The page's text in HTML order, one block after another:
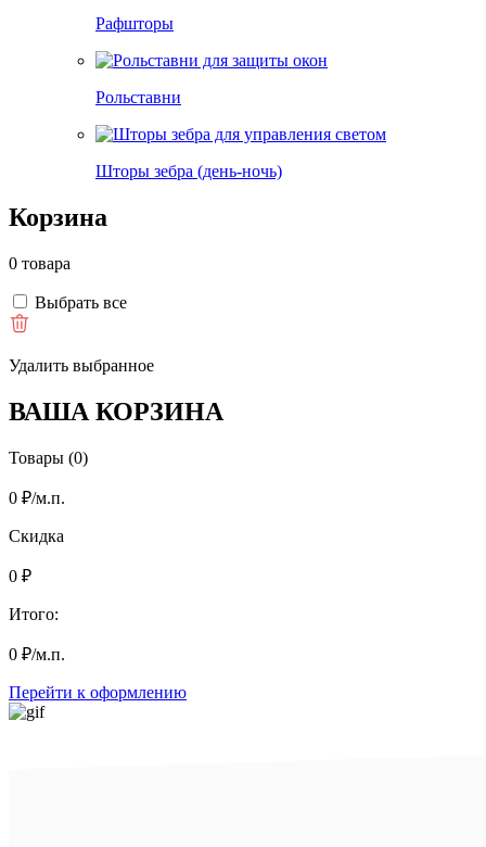
Рафшторы
Рольставни
Шторы зебра (день-ночь)
Корзина
0 товара
Выбрать все
Удалить выбранное
ВАША КОРЗИНА
Товары (0)
0 ₽/м.п.
Скидка
0 ₽
Итого:
0 ₽/м.п.
Перейти к оформлению